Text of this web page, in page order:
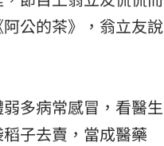
公的茶》，翁立友說
多病常感冒，看醫生
子去賣，當成醫藥